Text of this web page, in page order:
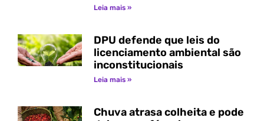
Leia mais »
DPU defende que leis do
licenciamento ambiental são
inconstitucionais
Leia mais »
Chuva atrasa colheita e pode